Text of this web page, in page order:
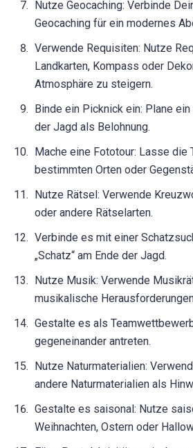
Nutze Geocaching: Verbinde
Geocaching für ein modernes
Verwende Requisiten: Nutze
Landkarten, Kompass oder
Atmosphäre zu steigern.
Binde ein Picknick ein: Plane
der Jagd als Belohnung.
Mache eine Fototour: Lasse die
bestimmten Orten oder
Nutze Rätsel: Verwende
oder andere Rätselarten.
Verbinde es mit einer
„Schatz“ am Ende der Jagd.
Nutze Musik: Verwende
musikalische
Gestalte es als
gegeneinander antreten.
Nutze Naturmaterialien:
andere Naturmaterialien als
Gestalte es saisonal: Nutze
Weihnachten, Ostern oder